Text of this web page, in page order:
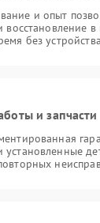
и опыт
восстановление
без устройства
и запчасти